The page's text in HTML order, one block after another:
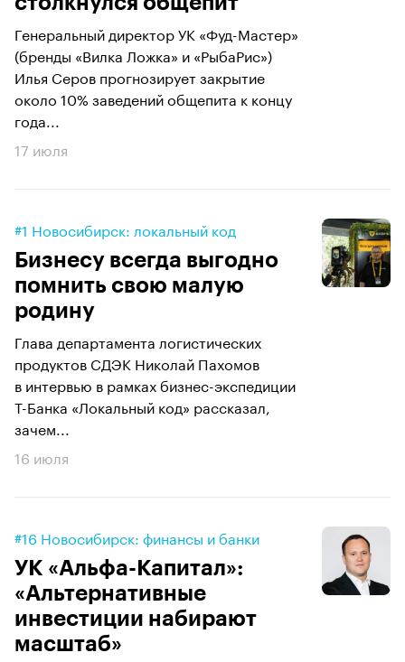
Генеральный директор УК «Фуд-Мастер»
(бренды «Вилка Ложка» и «РыбаРис»)
Илья Серов прогнозирует закрытие
около 10% заведений общепита к концу
года...
17 июля
#1 Новосибирск: локальный код
Бизнесу всегда выгодно
помнить свою малую
родину
Глава департамента логистических
продуктов СДЭК Николай Пахомов
в интервью в рамках бизнес-экспедиции
Т-Банка «Локальный код» рассказал,
зачем...
16 июля
#16 Новосибирск: финансы и банки
УК «Альфа-Капитал»:
«Альтернативные
инвестиции набирают
масштаб»